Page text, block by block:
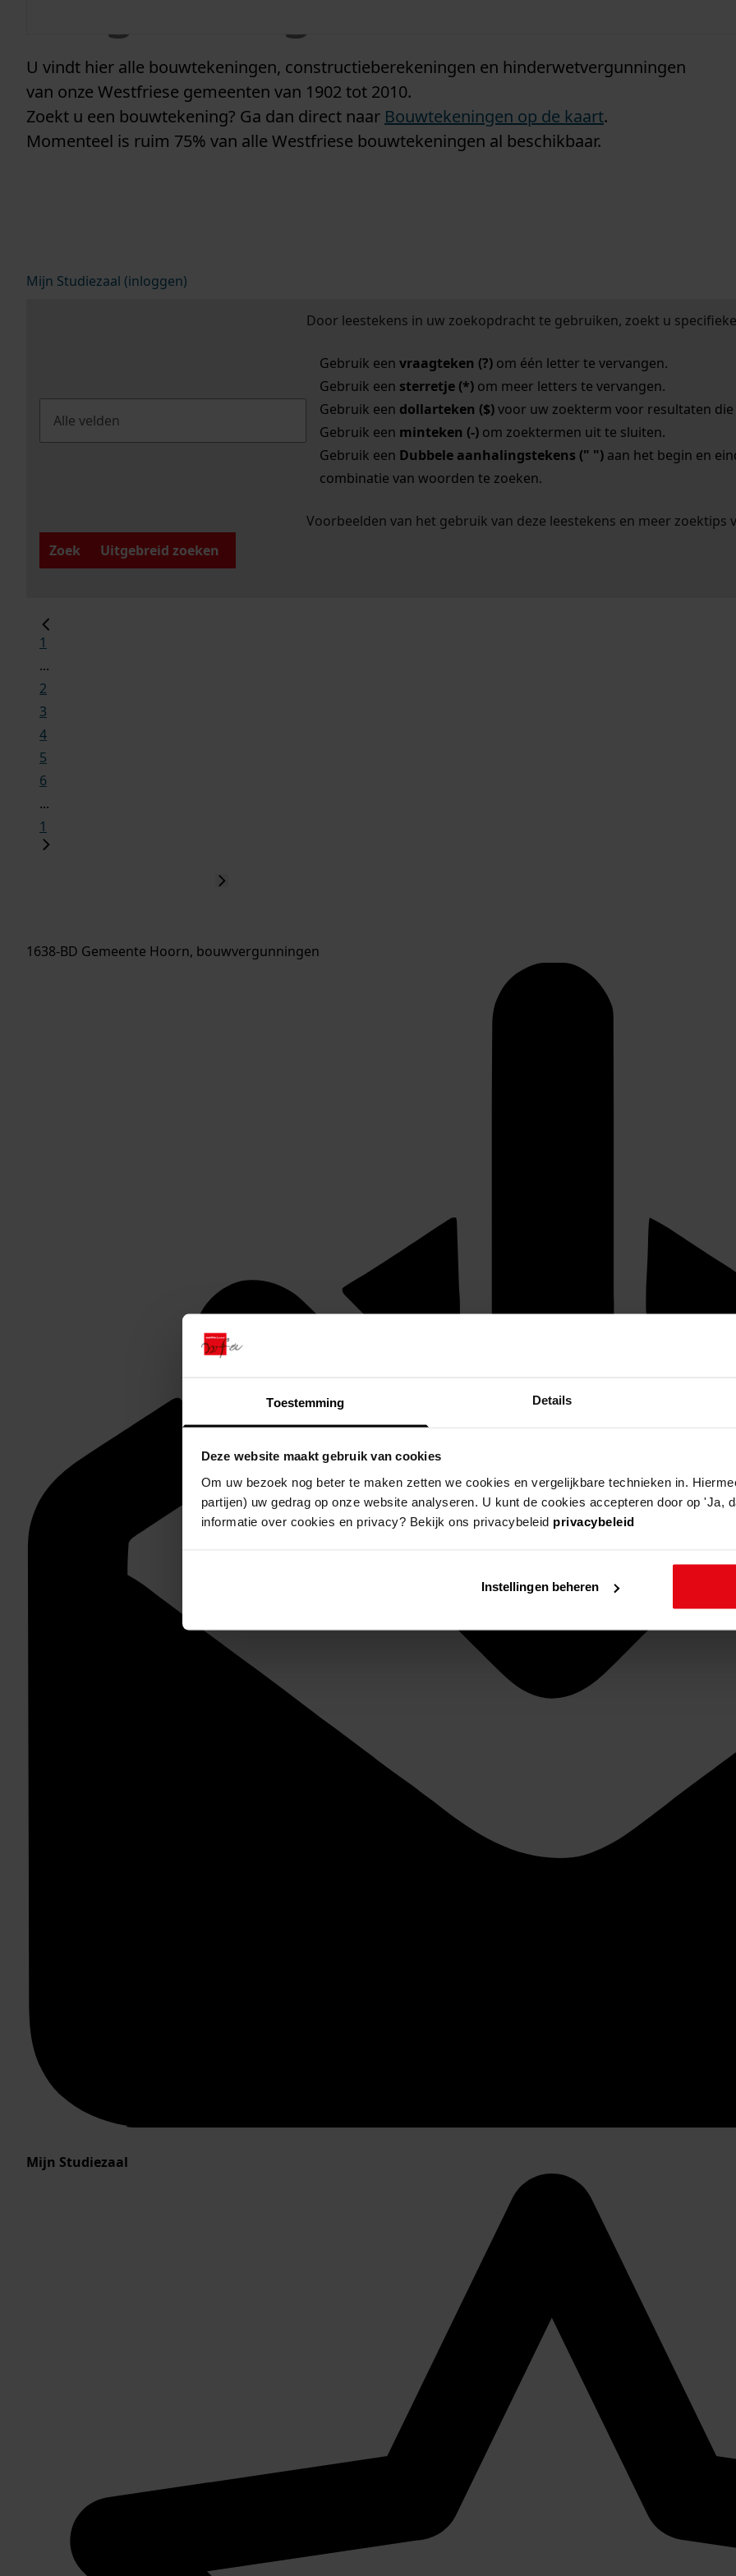
Toestemming Details
Deze website maakt gebruik van cookies
Om uw bezoek nog beter te maken zetten we cookies en vergelijkbare technieken in.
partijen) uw gedrag op onze website analyseren. U kunt de cookies accepteren door op 'Ja,
informatie over cookies en privacy? Bekijk ons privacybeleid privacybeleid
Instellingen beheren
U vindt hier alle bouwtekeningen, constructieberekeningen en hinderwetvergunningen
van onze Westfriese gemeenten van 1902 tot 2010.
Zoekt u een bouwtekening? Ga dan direct naar Bouwtekeningen op de kaart.
Momenteel is ruim 75% van alle Westfriese bouwtekeningen al beschikbaar.
Mijn Studiezaal (inloggen)
Door leestekens in uw zoekopdracht te gebruiken, zoekt u
Gebruik een vraagteken (?)om één letter te vervangen.
Gebruik een sterretje (*)om meer letters te vervangen.
Gebruik een dollarteken ($)voor uw zoekterm voor resultaten die
Gebruik een minteken (-)om zoektermen uit te sluiten.
Gebruik een Dubbele aanhalingstekens (" ")aan het begin en
combinatie van woorden te zoeken.
Voorbeelden van het gebruik van deze leestekens en meer zoektips
Zoek
Uitgebreid zoeken
1
...
2
3
4
5
6
...
1
1638-BD Gemeente Hoorn, bouwvergunningen
Mijn Studiezaal